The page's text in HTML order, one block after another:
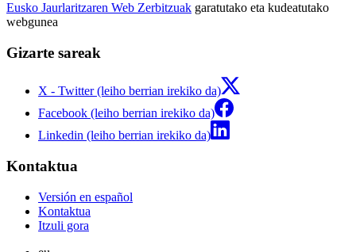
Eusko Jaurlaritzaren Web Zerbitzuak garatutako eta kudeatutako
webgunea
Gizarte sareak
X - Twitter (leiho berrian irekiko da)
Facebook (leiho berrian irekiko da)
Linkedin (leiho berrian irekiko da)
Kontaktua
Versión en español
Kontaktua
Itzuli gora